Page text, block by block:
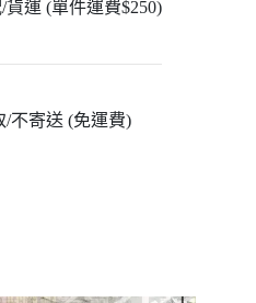
貨運 (單件運費$250)
/不寄送 (免運費)